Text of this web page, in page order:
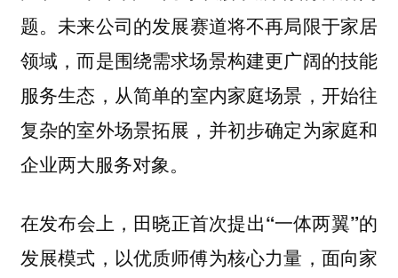
题。 未来公司的发展赛道将不再局限于家居
领域，而是围绕需求场景构建更广阔的技能
服务生态， 从简单的室内家庭场景，开始往
复杂的室外场景拓展，并初步确定为家庭和
企业两大服务对象。
在发布会上， 田晓正首次提出“一体两翼”的
发展模式，以优质师傅为核心力量，面向家